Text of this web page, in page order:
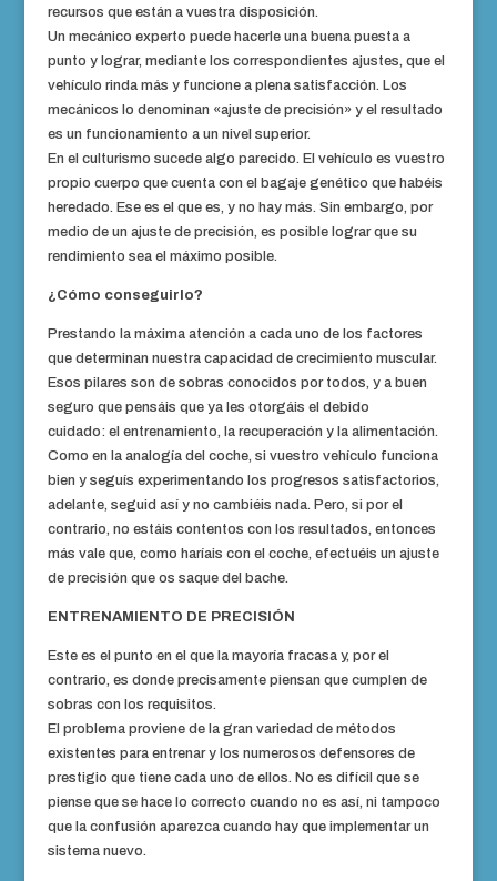
recursos que están a vuestra disposición.
Un mecánico experto puede hacerle una buena puesta a
punto y lograr, mediante los correspondientes ajustes, que el
vehículo rinda más y funcione a plena satisfacción. Los
mecánicos lo denominan «ajuste de precisión» y el resultado
es un funcionamiento a un nivel superior.
En el culturismo sucede algo parecido. El vehículo es vuestro
propio cuerpo que cuenta con el bagaje genético que habéis
heredado. Ese es el que es, y no hay más. Sin embargo, por
medio de un ajuste de precisión, es posible lograr que su
rendimiento sea el máximo posible.
¿Cómo conseguirlo?
Prestando la máxima atención a cada uno de los factores
que determinan nuestra capacidad de crecimiento muscular.
Esos pilares son de sobras conocidos por todos, y a buen
seguro que pensáis que ya les otorgáis el debido
cuidado: el entrenamiento, la recuperación y la alimentación.
Como en la analogía del coche, si vuestro vehículo funciona
bien y seguís experimentando los progresos satisfactorios,
adelante, seguid así y no cambiéis nada. Pero, si por el
contrario, no estáis contentos con los resultados, entonces
más vale que, como haríais con el coche, efectuéis un ajuste
de precisión que os saque del bache.
ENTRENAMIENTO DE PRECISIÓN
Este es el punto en el que la mayoría fracasa y, por el
contrario, es donde precisamente piensan que cumplen de
sobras con los requisitos.
El problema proviene de la gran variedad de métodos
existentes para entrenar y los numerosos defensores de
prestigio que tiene cada uno de ellos. No es difícil que se
piense que se hace lo correcto cuando no es así, ni tampoco
que la confusión aparezca cuando hay que implementar un
sistema nuevo.